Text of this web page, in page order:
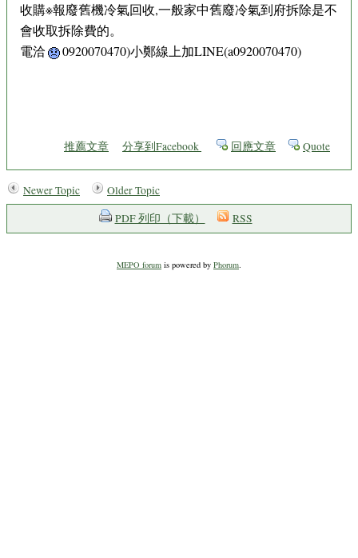
收購※報廢舊機冷氣回收,一般家中舊廢冷氣到府拆除是不
會收取拆除費的。
電洽
0920070470)小鄭線上加LINE(a0920070470)
推薦文章 分享到Facebook 回應文章 Quote
Newer Topic
Older Topic
PDF 列印（下載）
RSS
MEPO forum is powered by Phorum.